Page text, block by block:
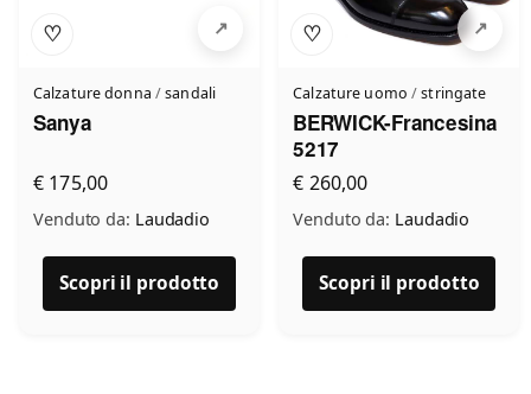
♡
Calzature donna /sandali
Sanya
€ 175,00
Venduto da: Laudadio
Scopri il prodotto
♡
Calzature uomo /stringate
BERWICK-Francesina
5217
€ 260,00
Venduto da: Laudadio
Scopri il prodotto